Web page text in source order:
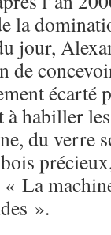
la
jour,
de
écarté
à habiller
du verre
« La
».